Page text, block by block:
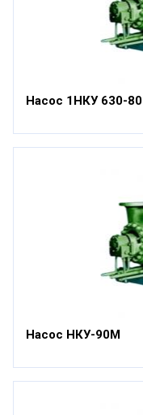
Насос 1НКУ 630-80
Насос НКУ-90М